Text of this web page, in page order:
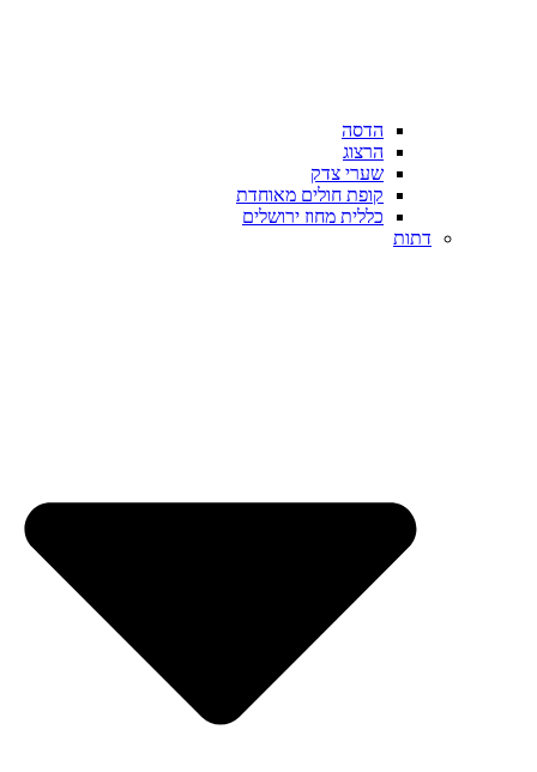
הדסה
הרצוג
שערי צדק
קופת חולים מאוחדת
כללית מחוז ירושלים
דתות